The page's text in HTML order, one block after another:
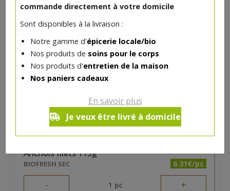
commande directement à votre domicile
Sont disponibles à la livraison :
Notre gamme d'épicerie locale/bio
Nos produits de soins pour le corps
Nos produits d'entretien de la maison
Nos paniers cadeaux
En savoir plus
Je veux être livré à domicile
DANS LA MÊME CATÉGORIE ...
Anchois filets 115g
BIOFRESH SEC 6.31€/pc
- 1 pc +